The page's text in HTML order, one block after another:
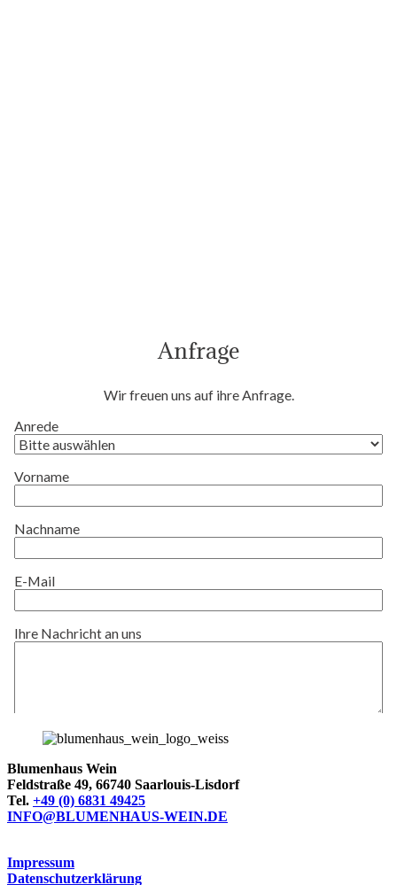
Blumenhaus Wein
Feldstraße 49, 66740 Saarlouis-Lisdorf
Tel. +49 (0) 6831 49425
INFO@BLUMENHAUS-WEIN.DE
Impressum
Datenschutzerklärung